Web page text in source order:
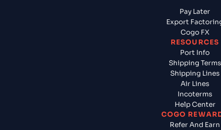
Pay Later
Export
Cogo FX
RESOURCES
Port Info
Shipping Terms
Shipping Lines
Air Lines
Incoterms
Help Center
COGO
Refer And Earn